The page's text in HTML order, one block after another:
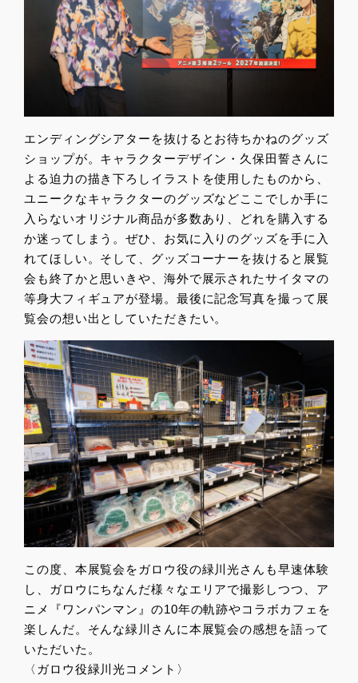
エンディングシアターを抜けるとお待ちかねのグッズ
ショップが。キャラクターデザイン・久保田誓さんに
よる迫力の描き下ろしイラストを使用したものから、
ユニークなキャラクターのグッズなどここでしか手に
入らないオリジナル商品が多数あり、どれを購入する
か迷ってしまう。ぜひ、お気に入りのグッズを手に入
れてほしい。そして、グッズコーナーを抜けると展覧
会も終了かと思いきや、海外で展示されたサイタマの
等身大フィギュアが登場。最後に記念写真を撮って展
覧会の想い出としていただきたい。
この度、本展覧会をガロウ役の緑川光さんも早速体験
し、ガロウにちなんだ様々なエリアで撮影しつつ、ア
ニメ『ワンパンマン』の10年の軌跡やコラボカフェを
楽しんだ。そんな緑川さんに本展覧会の感想を語って
いただいた。
〈ガロウ役緑川光コメント〉